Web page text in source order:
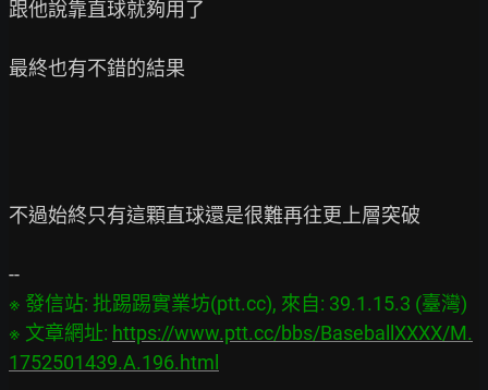
跟他說靠直球就夠用了
最終也有不錯的結果
不過始終只有這顆直球還是很難再往更上層突破
※ 發信站: 批踢踢實業坊(ptt.cc), 來自: 39.1.15.3 (臺灣)
※ 文章網址: https://www.ptt.cc/bbs/BaseballXXXX/M.
1752501439.A.196.html